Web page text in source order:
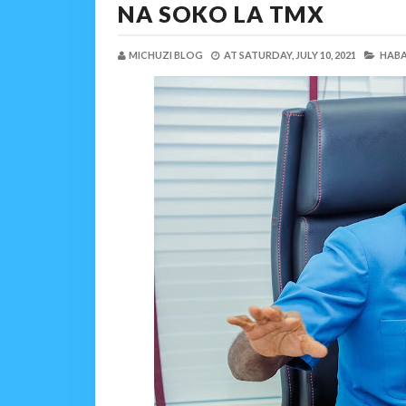
NA SOKO LA TMX
MICHUZI BLOG AT SATURDAY, JULY 10, 2021